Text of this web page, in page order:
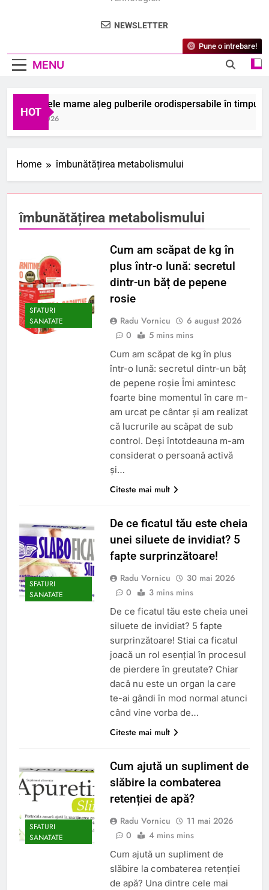
NEWSLETTER
MENU
Pune o intrebare!
HOT
De ce unele mame aleg pulberile orodispersabile în timpul
6 August 2026
Home îmbunătățirea metabolismului
îmbunătățirea metabolismului
SFATURI
SANATATE
Cum am scăpat de kg în
plus într-o lună: secretul
dintr-un băț de pepene
rosie
Radu Vornicu
6 august 2026
0
5 mins mins
Cum am scăpat de kg în plus
într-o lună: secretul dintr-un băț
de pepene roșie Îmi amintesc
foarte bine momentul în care m-
am urcat pe cântar și am realizat
că lucrurile au scăpat de sub
control. Deși întotdeauna m-am
considerat o persoană activă
și…
Citeste mai mult
SFATURI
SANATATE
De ce ficatul tău este cheia
unei siluete de invidiat? 5
fapte surprinzătoare!
Radu Vornicu
30 mai 2026
0
3 mins mins
De ce ficatul tău este cheia unei
siluete de invidiat? 5 fapte
surprinzătoare! Stiai ca ficatul
joacă un rol esențial în procesul
de pierdere în greutate? Chiar
dacă nu este un organ la care
te-ai gândi în mod normal atunci
când vine vorba de…
Citeste mai mult
SFATURI
SANATATE
Cum ajută un supliment de
slăbire la combaterea
retenției de apă?
Radu Vornicu
11 mai 2026
0
4 mins mins
Cum ajută un supliment de
slăbire la combaterea retenției
de apă? Una dintre cele mai